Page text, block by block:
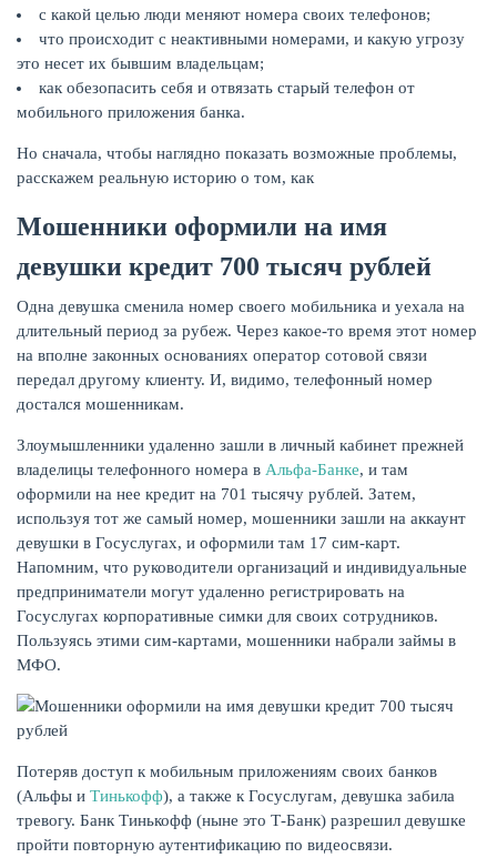
НАКОПЛЕНИЯ
с какой целью люди меняют номера своих телефонов;
что происходит с неактивными номерами, и какую угрозу
это несет их бывшим владельцам;
как обезопасить себя и отвязать старый телефон от
мобильного приложения банка.
Но сначала, чтобы наглядно показать возможные проблемы,
расскажем реальную историю о том, как
Мошенники оформили на имя
девушки кредит 700 тысяч рублей
Одна девушка сменила номер своего мобильника и уехала на
длительный период за рубеж. Через какое-то время этот номер
на вполне законных основаниях оператор сотовой связи
передал другому клиенту. И, видимо, телефонный номер
достался мошенникам.
Злоумышленники удаленно зашли в личный кабинет прежней
владелицы телефонного номера в Альфа-Банке, и там
оформили на нее кредит на 701 тысячу рублей. Затем,
используя тот же самый номер, мошенники зашли на аккаунт
девушки в Госуслугах, и оформили там 17 сим-карт.
Напомним, что руководители организаций и индивидуальные
предприниматели могут удаленно регистрировать на
Госуслугах корпоративные симки для своих сотрудников.
Пользуясь этими сим-картами, мошенники набрали займы в
МФО.
Потеряв доступ к мобильным приложениям своих банков
(Альфы и Тинькофф), а также к Госуслугам, девушка забила
тревогу. Банк Тинькофф (ныне это Т-Банк) разрешил девушке
пройти повторную аутентификацию по видеосвязи.